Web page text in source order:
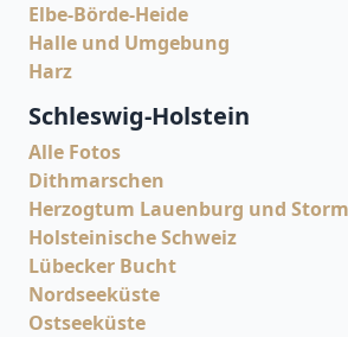
Elbe-Börde-Heide
Halle und Umgebung
Harz
Schleswig-Holstein
Alle Fotos
Dithmarschen
Herzogtum Lauenburg und
Holsteinische Schweiz
Lübecker Bucht
Nordseeküste
Ostseeküste